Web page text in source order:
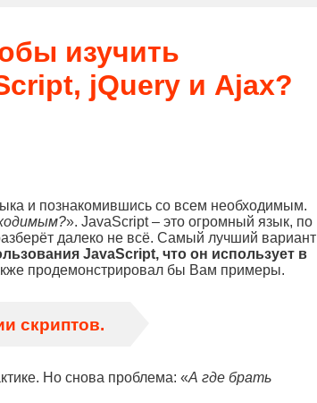
изучить
jQuery и Ajax?
и познакомившись со всем необходимым.
». JavaScript – это огромный язык, по
далеко не всё. Самый лучший вариант
JavaScript, что он использует в
продемонстрировал бы Вам примеры.
скриптов.
Но снова проблема: «А где брать